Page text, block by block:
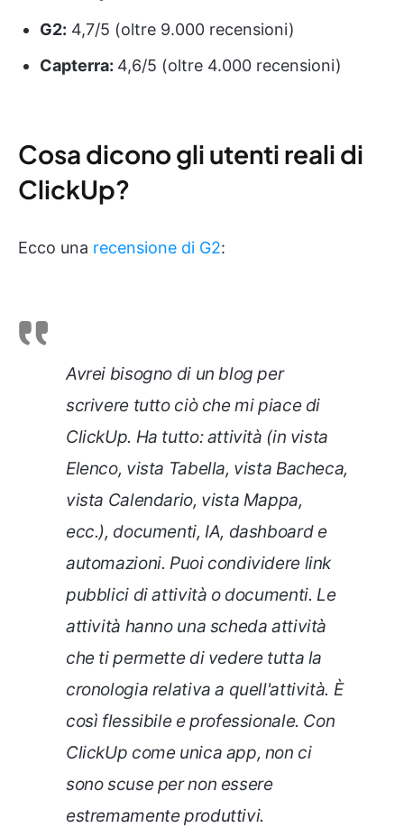
G2: 4,7/5 (oltre 9.000 recensioni)
Capterra: 4,6/5 (oltre 4.000 recensioni)
Cosa dicono gli utenti reali di
ClickUp?
Ecco una recensione di G2:
Avrei bisogno di un blog per
scrivere tutto ciò che mi piace di
ClickUp. Ha tutto: attività (in vista
Elenco, vista Tabella, vista Bacheca,
vista Calendario, vista Mappa,
ecc.), documenti, IA, dashboard e
automazioni. Puoi condividere link
pubblici di attività o documenti. Le
attività hanno una scheda attività
che ti permette di vedere tutta la
cronologia relativa a quell'attività. È
così flessibile e professionale. Con
ClickUp come unica app, non ci
sono scuse per non essere
estremamente produttivi.